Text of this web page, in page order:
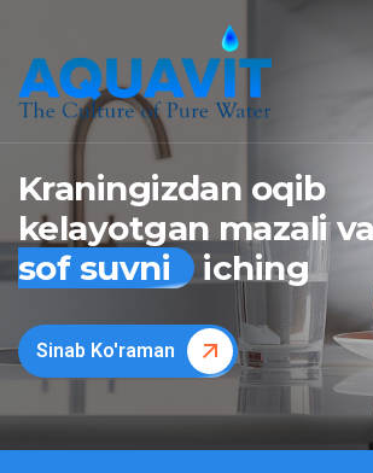
Kraningizdan oqib
kelayotgan mazali
sof suvni
iching
Sinab Ko'raman